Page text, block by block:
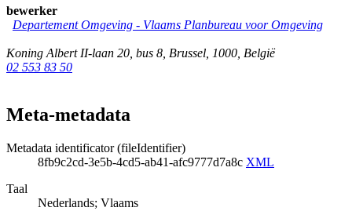
bewerker
Departement Omgeving - Vlaams Planbureau voor Omgeving
Koning Albert II-laan 20, bus 8, Brussel, 1000, België
02 553 83 50
Meta-metadata
Metadata identificator (fileIdentifier)
8fb9c2cd-3e5b-4cd5-ab41-afc9777d7a8c XML
Taal
Nederlands; Vlaams